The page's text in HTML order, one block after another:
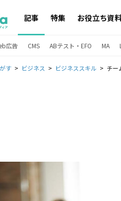
記事 特集 お役立ち資
広告 CMS ABテスト・EFO MA
す ビジネス ビジネススキル チー